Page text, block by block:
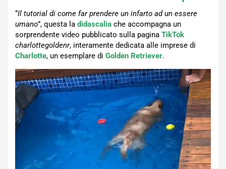
“Il tutorial di come far prendere un infarto ad un essere
umano”, questa la didascalia che accompagna un
sorprendente video pubblicato sulla pagina TikTok
charlottegoldenr, interamente dedicata alle imprese di
Charlotte, un esemplare di Golden Retriever.